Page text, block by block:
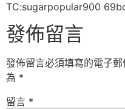
TC:sugarpopular900
發佈留言
發佈留言必須填寫的電子郵
為 *
留言 *